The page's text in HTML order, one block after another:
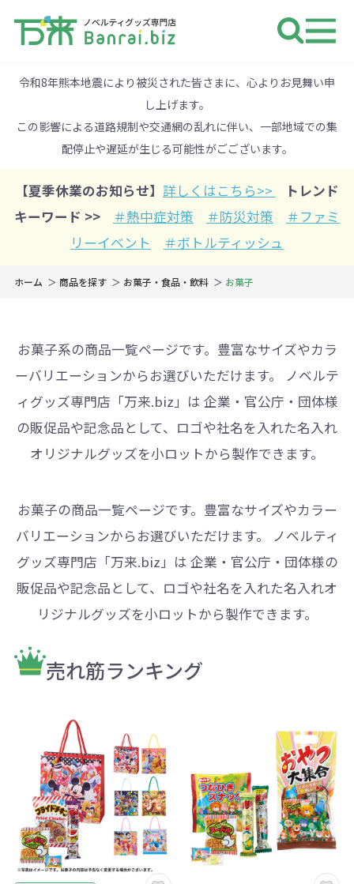
令和8年熊本地震により被災された皆さまに、心よりお見舞い申
し上げます。
この影響による道路規制や交通網の乱れに伴い、一部地域での集
配停止や遅延が生じる可能性がごございます。
【夏季休業のお知らせ】 詳しくはこちら>>
トレンド
キーワード >>
＃熱中症対策 ＃防災対策
＃ファミ
リーイベント
＃ボトルティッシュ
ホーム 商品を探す お菓子・食品・飲料 お菓子
お菓子系の商品一覧ページです。豊富なサイズやカラ
ーバリエーションからお選びいただけます。 ノベルテ
ィグッズ専門店「万来.biz」は 企業・官公庁・団体様
の販促品や記念品として、ロゴや社名を入れた名入れ
オリジナルグッズを小ロットから製作できます。
お菓子の商品一覧ページです。豊富なサイズやカラー
バリエーションからお選びいただけます。 ノベルティ
グッズ専門店「万来.biz」は 企業・官公庁・団体様の
販促品や記念品として、ロゴや社名を入れた名入れオ
リジナルグッズを小ロットから製作できます。
売れ筋ランキング